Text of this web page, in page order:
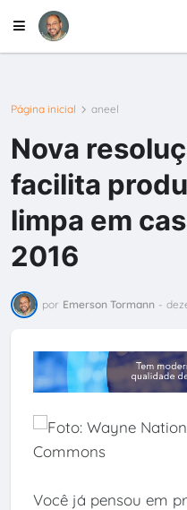
Página inicial aneel
Nova
facilita
limpa em
2016
por Emerson Tormann -
Você já pensou em